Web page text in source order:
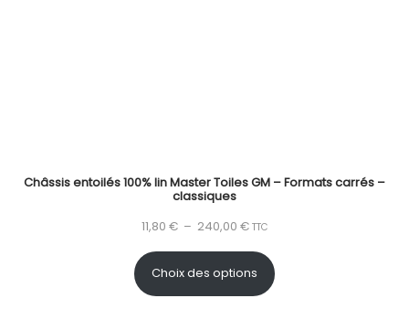
Châssis entoilés 100% lin Master Toiles GM – Formats carrés –
classiques
11,80 € – 240,00 € TTC
Choix des options